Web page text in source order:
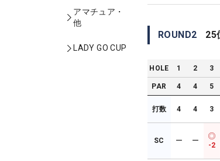
アマチュア・
他
LADY GO CUP
ROUND2 25
HOLE 1 2 3
PAR 4 4 5
打数 4 4 3
SC ー ー
-2